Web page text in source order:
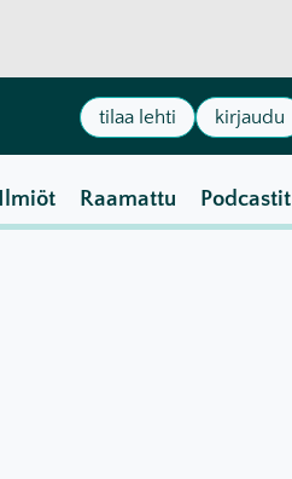
tilaa lehti kirjaudu
Ilmiöt Raamattu Podcastit